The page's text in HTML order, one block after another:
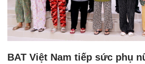
BAT Việt Nam tiếp sức phụ